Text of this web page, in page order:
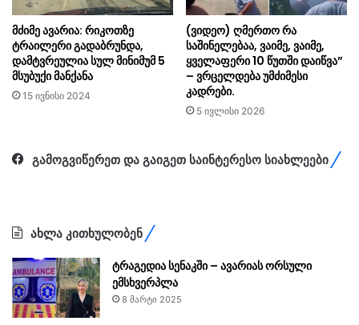
მძიმე ავარია: რიკოთზე
ტრაილერი გადაბრუნდა,
დამტვრეულია სულ მინიმუმ 5
მსუბუქი მანქანა
15 ივნისი 2024
(ვიდეო) ღმერთო რა
საშინელებაა, ვაიმე, ვაიმე,
ყველაფერი 10 წუთში დაიწვა”
– ვრცელდება უმძიმესი
კადრები.
5 ივლისი 2026
გამოგვიწერეთ და გაიგეთ საინტერესო სიახლეები
ახლა კითხულობენ
ტრაგედია სენაკში – ავარიას ორსული
ემსხვერპლა
8 მარტი 2025